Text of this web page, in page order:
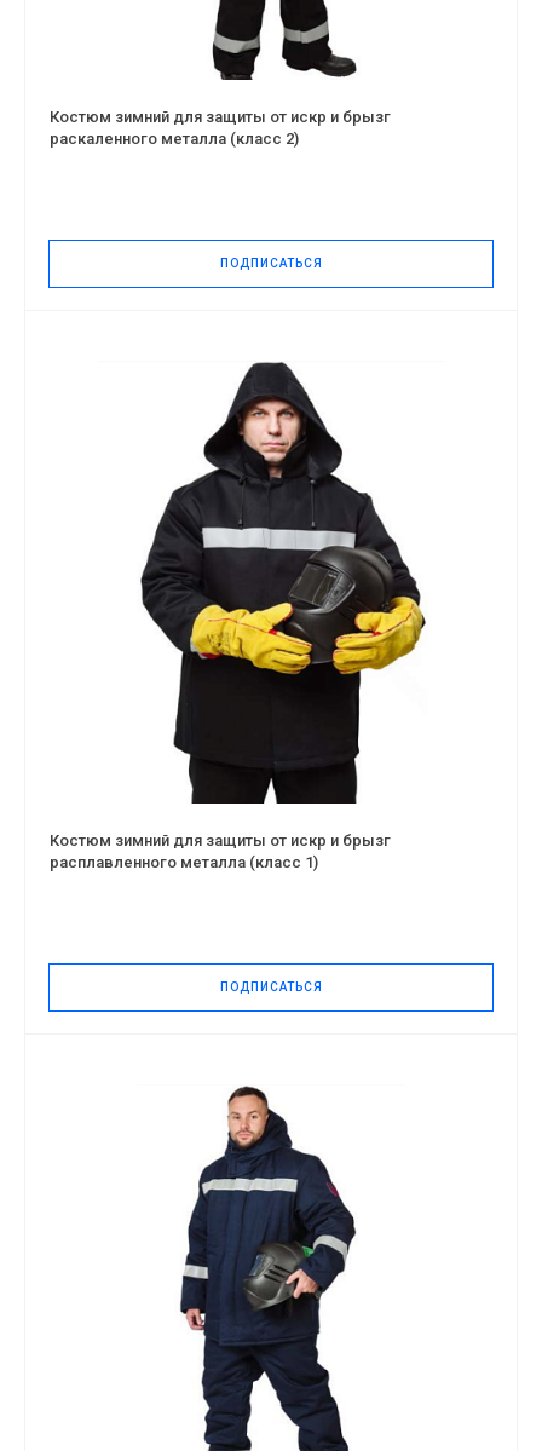
Костюм зимний для защиты от искр и брызг
раскаленного металла (класс 2)
ПОДПИСАТЬСЯ
Костюм зимний для защиты от искр и брызг
расплавленного металла (класс 1)
ПОДПИСАТЬСЯ